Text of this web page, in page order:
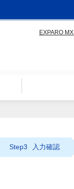
EXPARO
Step3 入力確認